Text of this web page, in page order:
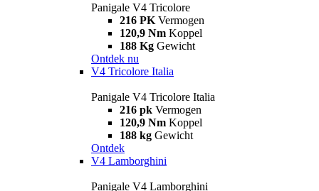
Panigale V4 Tricolore
216 PK Vermogen
120,9 Nm Koppel
188 Kg Gewicht
Ontdek nu
V4 Tricolore Italia
Panigale V4 Tricolore Italia
216 pk Vermogen
120,9 Nm Koppel
188 kg Gewicht
Ontdek
V4 Lamborghini
Panigale V4 Lamborghini